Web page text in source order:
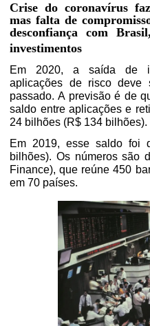
Crise do coronavírus
mas falta de
desconfiança com
investimentos
Em 2020, a saída de
aplicações de risco
passado. A previsão é de
saldo entre aplicações e
24 bilhões (R$ 134 bilhões).
Em 2019, esse saldo foi
bilhões). Os números são
Finance), que reúne 450
em 70 países.